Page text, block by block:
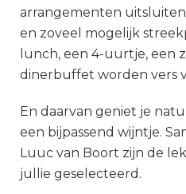
arrangementen
en zoveel mogelijk
lunch, een 4-uurtje, een
dinerbuffet worden vers
En daarvan geniet je
een bijpassend wijntje.
Luuc van Boort zijn de
jullie geselecteerd.